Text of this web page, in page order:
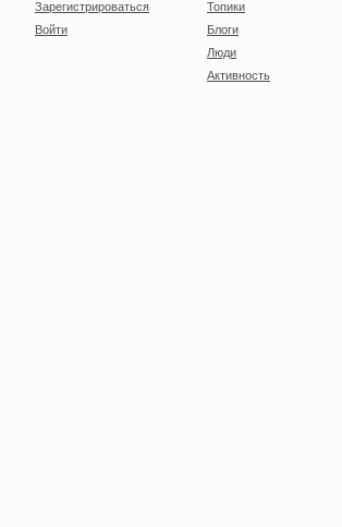
Зарегистрироваться
Войти
Топики
Блоги
Люди
Активность